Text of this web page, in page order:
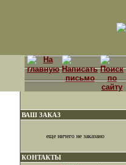
ВАШ ЗАКАЗ
еще ничего не заказано
КОНТАКТЫ